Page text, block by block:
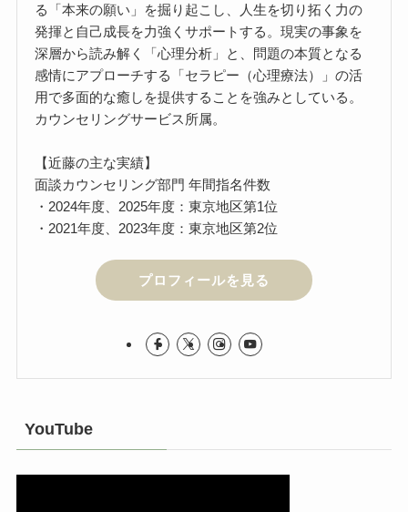
る「本来の願い」を掘り起こし、人生を切り拓く力の
発揮と自己成長を力強くサポートする。現実の事象を
深層から読み解く「心理分析」と、問題の本質となる
感情にアプローチする「セラピー（心理療法）」の活
用で多面的な癒しを提供することを強みとしている。
カウンセリングサービス所属。
【近藤の主な実績】
面談カウンセリング部門 年間指名件数
・2024年度、2025年度：東京地区第1位
・2021年度、2023年度：東京地区第2位
プロフィールを見る
YouTube